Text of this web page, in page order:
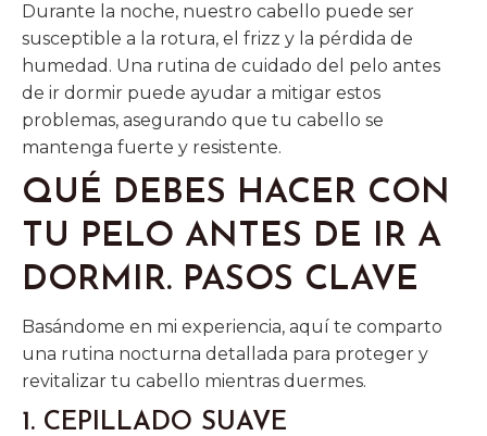
Durante la noche, nuestro cabello puede ser
susceptible a la rotura, el frizz y la pérdida de
humedad. Una rutina de cuidado del pelo antes
de ir dormir puede ayudar a mitigar estos
problemas, asegurando que tu cabello se
mantenga fuerte y resistente.
QUÉ DEBES HACER CON
TU PELO ANTES DE IR A
DORMIR. PASOS CLAVE
Basándome en mi experiencia, aquí te comparto
una rutina nocturna detallada para proteger y
revitalizar tu cabello mientras duermes.
1. CEPILLADO SUAVE